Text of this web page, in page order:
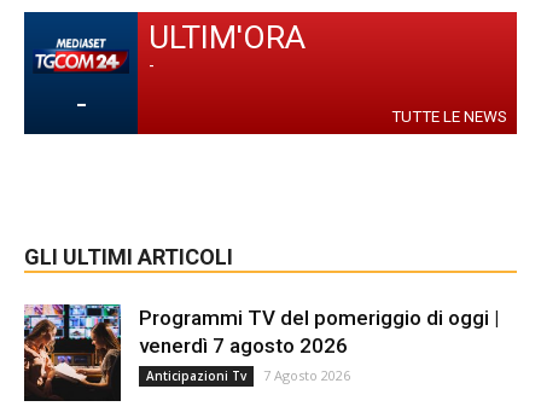
-
ULTIM'ORA
-
TUTTE LE NEWS
GLI ULTIMI ARTICOLI
Programmi TV del pomeriggio di oggi |
venerdì 7 agosto 2026
Anticipazioni Tv 7 Agosto 2026